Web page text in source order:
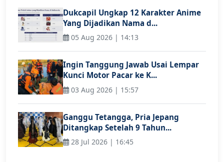
Dukcapil Ungkap 12 Karakter Anime
Yang Dijadikan Nama d...
05 Aug 2026 | 14:13
Ingin Tanggung Jawab Usai Lempar
Kunci Motor Pacar ke K...
03 Aug 2026 | 15:57
Ganggu Tetangga, Pria Jepang
Ditangkap Setelah 9 Tahun...
28 Jul 2026 | 16:45